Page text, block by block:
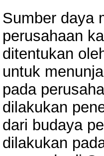
Sumber daya
perusahaan
ditentukan
untuk
pada
dilakukan
dari budaya
dilakukan